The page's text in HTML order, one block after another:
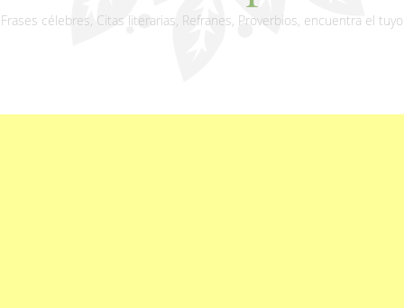
Frases célebres, Citas literarias, Refranes, Proverbios, encuentra el tuyo